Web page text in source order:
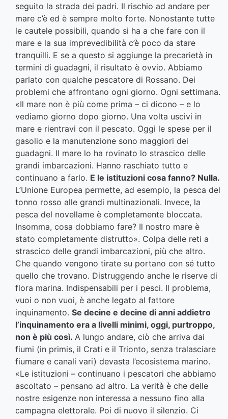
seguito la strada dei padri. Il rischio ad andare per
mare c’è ed è sempre molto forte. Nonostante tutte
le cautele possibili, quando si ha a che fare con il
mare e la sua imprevedibilità c’è poco da stare
tranquilli. E se a questo si aggiunge la precarietà in
termini di guadagni, il risultato è ovvio. Abbiamo
parlato con qualche pescatore di Rossano. Dei
problemi che affrontano ogni giorno. Ogni settimana.
«Il mare non è più come prima – ci dicono – e lo
vediamo giorno dopo giorno. Una volta uscivi in
mare e rientravi con il pescato. Oggi le spese per il
gasolio e la manutenzione sono maggiori dei
guadagni. Il mare lo ha rovinato lo strascico delle
grandi imbarcazioni. Hanno raschiato tutto e
continuano a farlo. E le istituzioni cosa fanno? Nulla.
L’Unione Europea permette, ad esempio, la pesca del
tonno rosso alle grandi multinazionali. Invece, la
pesca del novellame è completamente bloccata.
Insomma, cosa dobbiamo fare? Il nostro mare è
stato completamente distrutto». Colpa delle reti a
strascico delle grandi imbarcazioni, più che altro.
Che quando vengono tirate su portano con sé tutto
quello che trovano. Distruggendo anche le riserve di
flora marina. Indispensabili per i pesci. Il problema,
vuoi o non vuoi, è anche legato al fattore
inquinamento. Se decine e decine di anni addietro
l’inquinamento era a livelli minimi, oggi, purtroppo,
non è più così. A lungo andare, ciò che arriva dai
fiumi (in primis, il Crati e il Trionto, senza tralasciare
fiumare e canali vari) devasta l’ecosistema marino.
«Le istituzioni – continuano i pescatori che abbiamo
ascoltato – pensano ad altro. La verità è che delle
nostre esigenze non interessa a nessuno fino alla
campagna elettorale. Poi di nuovo il silenzio. Ci